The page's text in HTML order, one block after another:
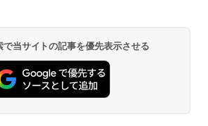
当サイトの記事を優先表示させる